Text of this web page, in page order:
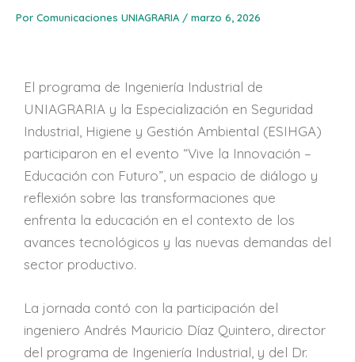
Por Comunicaciones UNIAGRARIA / marzo 6, 2026
El programa de Ingeniería Industrial de
UNIAGRARIA y la Especialización en Seguridad
Industrial, Higiene y Gestión Ambiental (ESIHGA)
participaron en el evento “Vive la Innovación –
Educación con Futuro”, un espacio de diálogo y
reflexión sobre las transformaciones que
enfrenta la educación en el contexto de los
avances tecnológicos y las nuevas demandas del
sector productivo.
La jornada contó con la participación del
ingeniero Andrés Mauricio Díaz Quintero, director
del programa de Ingeniería Industrial, y del Dr.